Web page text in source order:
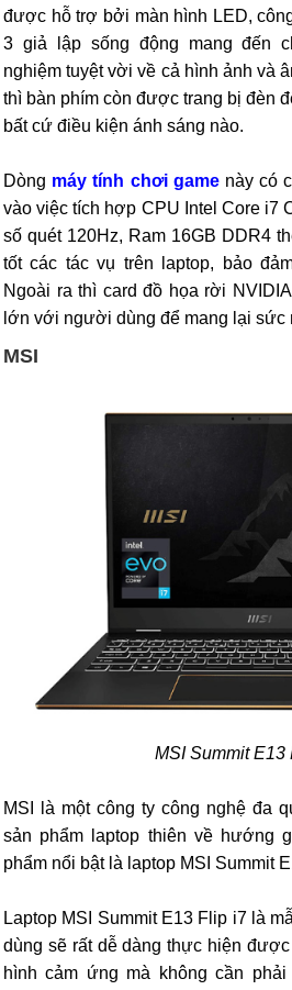
được hỗ trợ bởi màn hình LED,
3 giả lập sống động mang đến
nghiệm tuyệt vời về cả hình ảnh và
thì bàn phím còn được trang bị đèn
bất cứ điều kiện ánh sáng nào.
Dòng máy tính chơi gamenày có
vào việc tích hợp CPU Intel Core i7
số quét 120Hz, Ram 16GB DDR4
tốt các tác vụ trên laptop, bảo
Ngoài ra thì card đồ họa rời
lớn với người dùng để mang lại sức
MSI
MSI Summit E13
MSI là một công ty công nghệ đa
sản phẩm laptop thiên về hướng
phẩm nổi bật là laptop MSI Summit
Laptop MSI Summit E13 Flip i7 là
dùng sẽ rất dễ dàng thực hiện
hình cảm ứng mà không cần